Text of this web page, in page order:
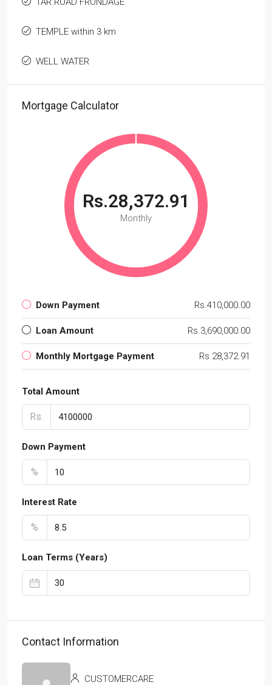
TEMPLE within 3 km
WELL WATER
Mortgage Calculator
Rs.28,372.91
Monthly
Down Payment Rs.410,000.00
Loan Amount Rs.3,690,000.00
Monthly Mortgage Payment Rs.28,372.91
Total Amount
Rs.
Down Payment
%
Interest Rate
%
Loan Terms (Years)
Contact Information
CUSTOMERCARE